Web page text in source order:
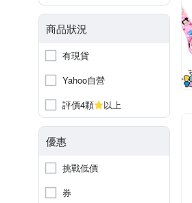
商品狀況
有現貨
Yahoo自營
評價4顆
以上
優惠
挑戰低價
券